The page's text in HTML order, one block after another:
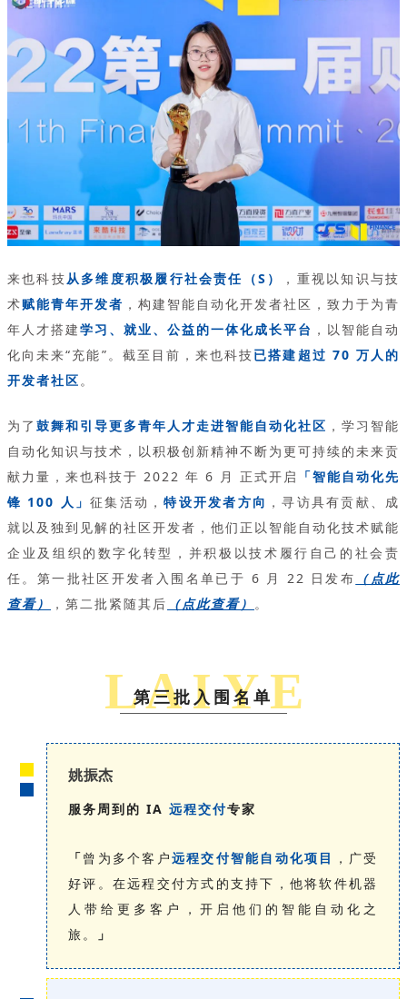
来也科技从多维度积极履行社会责任（S）
，重视以知识与技
术赋能青年开发者 ，构建智能自动化开发者社区，致力于为青
年人才搭建学习、就业、公益的一体化成长平台 ，以智能自动
化向未来“充能”。截至目前，来也科技已搭建超过 70 万人的
开发者社区。
为了 鼓舞和引导更多青年人才走进智能自动化社区 ，学习智能
自动化知识与技术，以积极创新精神不断为更可持续的未来贡
献力量，来也科技于 2022 年 6 月 正式开启 「智能自动化先
锋 100 人」征集活动，特设开发者方向 ，寻访具有贡献、成
就以及独到见解的社区开发者，他们正以智能自动化技术赋能
企业及组织的数字化转型，并积极以技术履行自己的社会责
任。第一批社区开发者入围名单已于 6 月 22 日发布 （点此
查看）
，第二批紧随其后 （点此查看） 。
L A I Y E
第三批入围名单
姚振杰
服务周到的 IA远程交付专家
「曾为多个客户远程交付智能自动化项目 ，广受
好评。在远程交付方式的支持下，他将软件机器
人带给更多客户，开启他们的智能自动化之
旅。
」